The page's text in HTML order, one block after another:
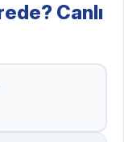
Canlı